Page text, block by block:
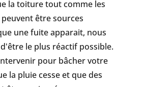
la toiture tout comme les
être sources
une fuite apparait, nous
le plus réactif possible.
pour bâcher votre
la pluie cesse et que des